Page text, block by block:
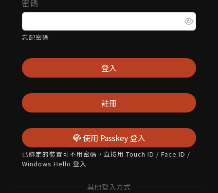
執行實績
創業顧問免費諮詢申請
密碼
忘記密碼
登入
註冊
使用 Passkey 登入
已綁定的裝置可不用密碼，直接用 Touch ID / Face ID /
Windows Hello 登入